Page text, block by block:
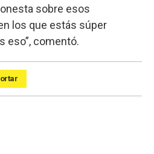
sobre esos
los que estás súper
eso”, comentó.